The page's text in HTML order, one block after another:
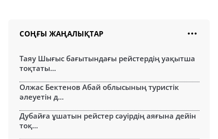
СОҢҒЫ ЖАҢАЛЫҚТАР
Таяу Шығыс бағытындағы рейстердің уақытша
тоқтаты...
Олжас Бектенов Абай облысының туристік
әлеуетін д...
Дубайға ұшатын рейстер сәуірдің аяғына дейін
тоқ...